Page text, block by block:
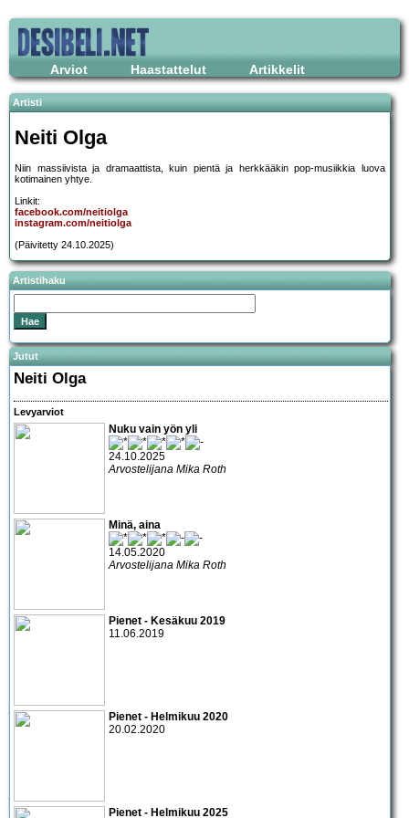
Arviot Haastattelut Artikkelit
Artisti
Neiti Olga
Niin massiivista ja dramaattista, kuin pientä ja herkkääkin pop-musiikkia luova
kotimainen yhtye.
Linkit:
facebook.com/neitiolga
instagram.com/neitiolga
(Päivitetty 24.10.2025)
Artistihaku
Jutut
Neiti Olga
Levyarviot
Nuku vain yön yli
24.10.2025
Arvostelijana Mika Roth
Minä, aina
14.05.2020
Arvostelijana Mika Roth
Pienet - Kesäkuu 2019
11.06.2019
Pienet - Helmikuu 2020
20.02.2020
Pienet - Helmikuu 2025